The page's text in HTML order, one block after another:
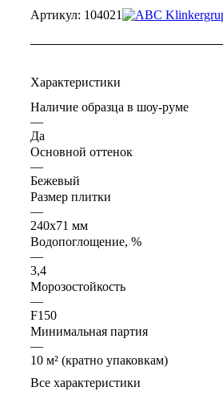
Артикул: 104021
Характеристики
Наличие образца в шоу-руме
—
Да
Основной оттенок
—
Бежевый
Размер плитки
—
240x71 мм
Водопоглощение, %
—
3,4
Морозостойкость
—
F150
Минимальная партия
—
10 м² (кратно упаковкам)
Все характеристики